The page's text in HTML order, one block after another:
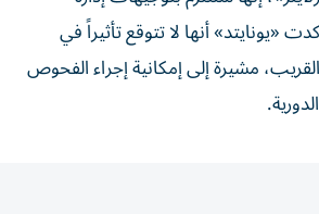
«يونايتد» أنها لا تتوقع تأثيراً في
مشيرة إلى إمكانية إجراء الفحوص